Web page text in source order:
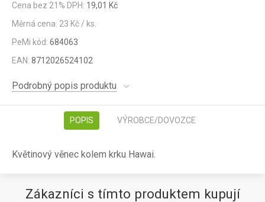
Cena bez 21% DPH: 19,01 Kč
Měrná cena: 23 Kč / ks.
PeMi kód: 684063
EAN: 8712026524102
Podrobný popis produktu
POPIS VÝROBCE/DOVOZCE
Květinový věnec kolem krku Hawai.
Zákazníci s tímto produktem kupují